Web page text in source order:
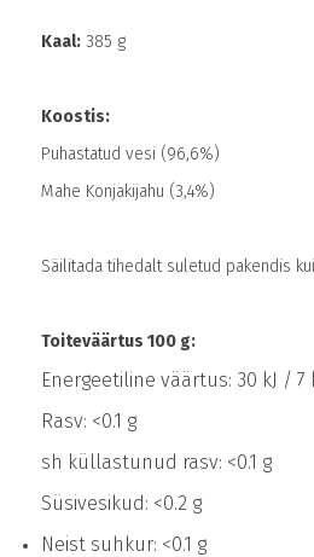
Kaal: 385 g
Koostis:
Puhastatud vesi (96,6%)
Mahe Konjakijahu (3,4%)
Säilitada tihedalt suletud pakendis
Toiteväärtus 100 g:
Energeetiline väärtus: 30 kJ / 7
Rasv: <0.1 g
sh küllastunud rasv: <0.1 g
Süsivesikud: <0.2 g
Neist suhkur: <0.1 g